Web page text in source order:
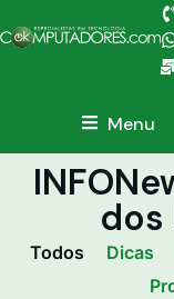
Menu
dos
Dicas
Todos